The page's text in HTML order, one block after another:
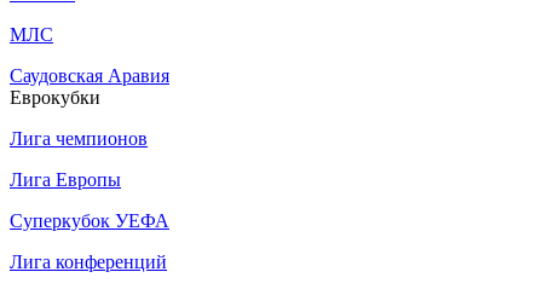
МЛС
Саудовская Аравия
Еврокубки
Лига чемпионов
Лига Европы
Суперкубок УЕФА
Лига конференций